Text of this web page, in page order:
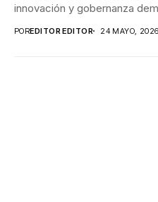
innovación y gobernanza
POREDITOR EDITOR 24 MAYO, 2026